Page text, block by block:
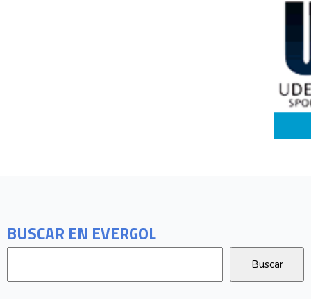
BUSCAR EN EVERGOL